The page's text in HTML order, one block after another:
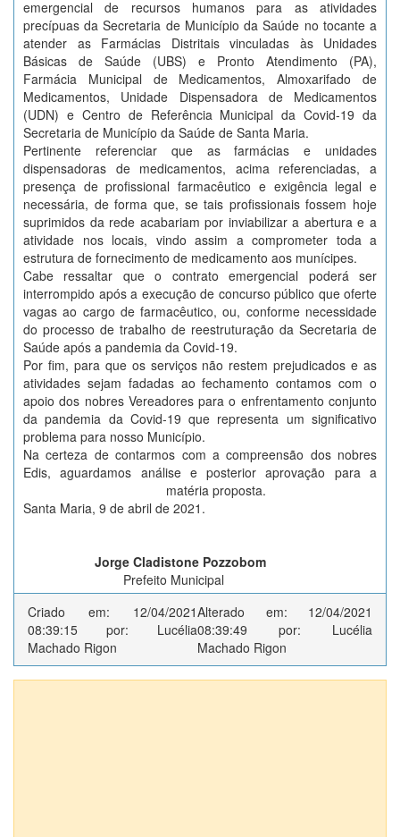
emergencial de recursos humanos para as atividades
precípuas da Secretaria de Município da Saúde no tocante a
atender as Farmácias Distritais vinculadas às Unidades
Básicas de Saúde (UBS) e Pronto Atendimento (PA),
Farmácia Municipal de Medicamentos, Almoxarifado de
Medicamentos, Unidade Dispensadora de Medicamentos
(UDN) e Centro de Referência Municipal da Covid-19 da
Secretaria de Município da Saúde de Santa Maria.
Pertinente referenciar que as farmácias e unidades
dispensadoras de medicamentos, acima referenciadas, a
presença de profissional farmacêutico e exigência legal e
necessária, de forma que, se tais profissionais fossem hoje
suprimidos da rede acabariam por inviabilizar a abertura e a
atividade nos locais, vindo assim a comprometer toda a
estrutura de fornecimento de medicamento aos munícipes.
Cabe ressaltar que o contrato emergencial poderá ser
interrompido após a execução de concurso público que oferte
vagas ao cargo de farmacêutico, ou, conforme necessidade
do processo de trabalho de reestruturação da Secretaria de
Saúde após a pandemia da Covid-19.
Por fim, para que os serviços não restem prejudicados e as
atividades sejam fadadas ao fechamento contamos com o
apoio dos nobres Vereadores para o enfrentamento conjunto
da pandemia da Covid-19 que representa um significativo
problema para nosso Município.
Na certeza de contarmos com a compreensão dos nobres
Edis, aguardamos análise e posterior aprovação para a
matéria proposta.
Santa Maria, 9 de abril de 2021.
Jorge Cladistone Pozzobom
Prefeito Municipal
Criado em: 12/04/2021
08:39:15 por: Lucélia
Machado Rigon
Alterado em: 12/04/2021
08:39:49 por: Lucélia
Machado Rigon